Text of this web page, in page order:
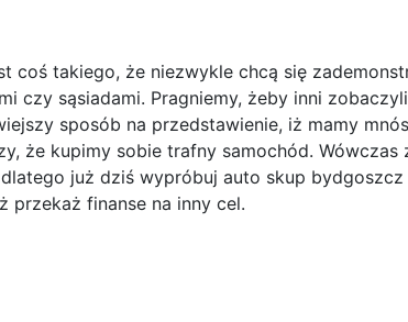
coś takiego, że niezwykle chcą się
czy sąsiadami. Pragniemy, żeby inni
sposób na przedstawienie, iż mamy
że kupimy sobie trafny samochód. Wówczas
dlatego już dziś wypróbuj auto skup
przekaż finanse na inny cel.